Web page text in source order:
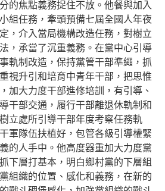
的焦點義務捉住不放。他餐與加入
組任務，牽頭預備七屆全國人年夜
，介入當局機構改造任務，對樹立
，承當了沉重義務。在黨中心引導
軌制改造，保持黨管干部準繩，抓
視升引和培育中青年干部，把思惟
加大力度干部進修培訓，有引導、
干部交通，履行干部離退休軌制和
立處所引導干部年度考察任務軌
軍隊伍扶植好，包管各級引導權緊
的人手中。他高度器重加大力度黨
下層打基本，明白鄉村黨的下層組
組織的位置、感化和義務，在新的